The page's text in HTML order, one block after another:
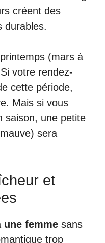
créent des
durables.
(mars à
votre rendez-
cette période,
Mais si vous
saison, une petite
sera
et
femme sans
trop